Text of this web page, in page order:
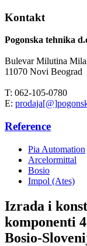
Kontakt
Pogonska tehnika
Bulevar Milutina
11070 Novi Beograd
T: 062-105-0780
E:
Reference
Pia Automation
Arcelormittal
Bosio
Impol (Ates)
Izrada i
komponenti
Bosio-